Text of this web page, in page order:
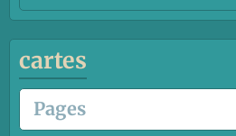
cartes